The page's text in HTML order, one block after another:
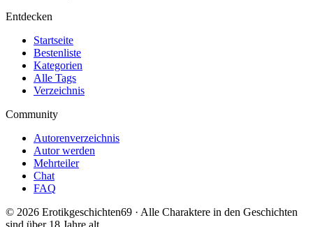
Entdecken
Startseite
Bestenliste
Kategorien
Alle Tags
Verzeichnis
Community
Autorenverzeichnis
Autor werden
Mehrteiler
Chat
FAQ
© 2026 Erotikgeschichten69 · Alle Charaktere in den Geschichten